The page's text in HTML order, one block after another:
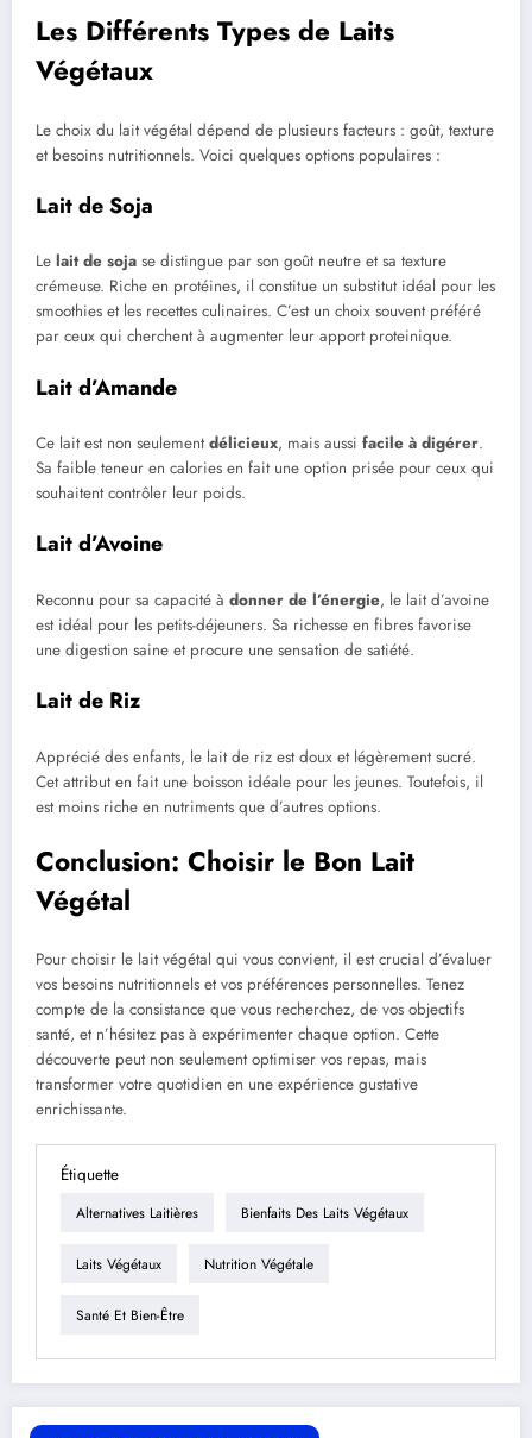
Les Différents Types de Laits
Végétaux
Le choix du lait végétal dépend de plusieurs facteurs : goût, texture
et besoins nutritionnels. Voici quelques options populaires :
Lait de Soja
Le lait de soja se distingue par son goût neutre et sa texture
crémeuse. Riche en protéines, il constitue un substitut idéal pour les
smoothies et les recettes culinaires. C’est un choix souvent préféré
par ceux qui cherchent à augmenter leur apport proteinique.
Lait d’Amande
Ce lait est non seulementdélicieux, mais aussi facile à digérer.
Sa faible teneur en calories en fait une option prisée pour ceux qui
souhaitent contrôler leur poids.
Lait d’Avoine
Reconnu pour sa capacité à donner de l’énergie, le lait d’avoine
est idéal pour les petits-déjeuners. Sa richesse en fibres favorise
une digestion saine et procure une sensation de satiété.
Lait de Riz
Apprécié des enfants, le lait de riz est doux et légèrement sucré.
Cet attribut en fait une boisson idéale pour les jeunes. Toutefois, il
est moins riche en nutriments que d’autres options.
Conclusion: Choisir le Bon Lait
Végétal
Pour choisir le lait végétal qui vous convient, il est crucial d’évaluer
vos besoins nutritionnels et vos préférences personnelles. Tenez
compte de la consistance que vous recherchez, de vos objectifs
santé, et n’hésitez pas à expérimenter chaque option. Cette
découverte peut non seulement optimiser vos repas, mais
transformer votre quotidien en une expérience gustative
enrichissante.
Étiquette
Alternatives Laitières Bienfaits Des Laits Végétaux
Laits Végétaux Nutrition Végétale
Santé Et Bien-Être